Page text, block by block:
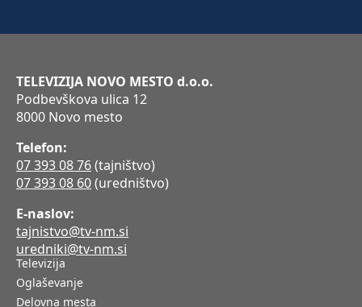
TELEVIZIJA NOVO MESTO d.o.o.
Podbevškova ulica 12
8000 Novo mesto
Telefon:
07 393 08 76(tajništvo)
07 393 08 60(uredništvo)
E-naslov:
tajnistvo@tv-nm.si
uredniki@tv-nm.si
Televizija
Oglaševanje
Delovna mesta